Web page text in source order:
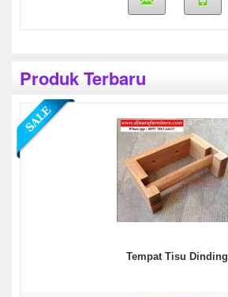
Produk Terbaru
Tempat Tisu Dinding